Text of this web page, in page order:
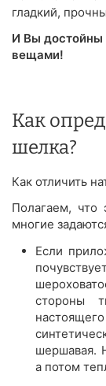
гладкий,
И Вы достойны
вещами!
Как
шелка?
Как отличить
Полагаем, что
многие
Если
стороны
шершавая.
а потом